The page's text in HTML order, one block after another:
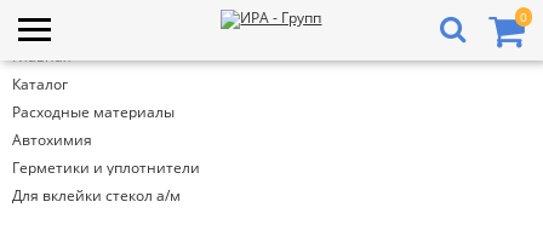
0
Главная
Каталог
Расходные материалы
Автохимия
Герметики и уплотнители
Для вклейки стекол а/м